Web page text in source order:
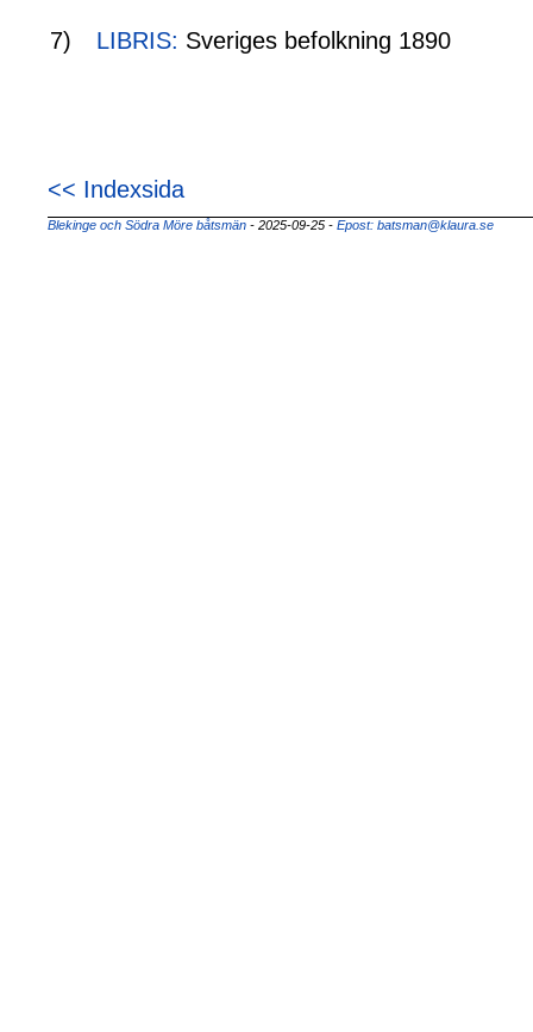
7) LIBRIS: Sveriges befolkning 1890
<< Indexsida
Blekinge och Södra Möre båtsmän - 2025-09-25 - Epost: batsman@klaura.se